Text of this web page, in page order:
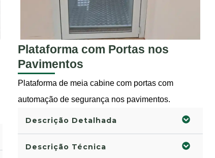
Plataforma com Portas nos
Pavimentos
Plataforma de meia cabine com portas com
automação de segurança nos pavimentos.
Descrição Detalhada
Descrição Técnica